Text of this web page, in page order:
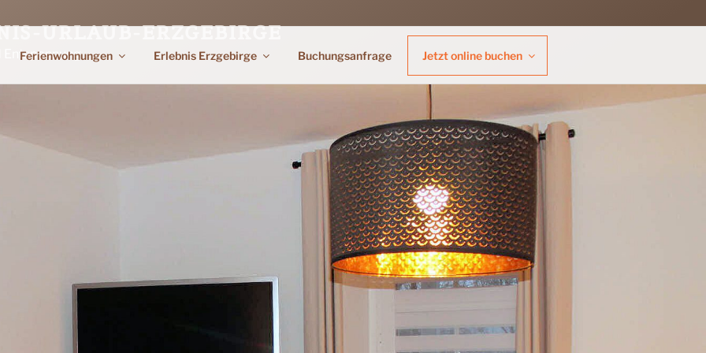
URLAUB-ERZGEBIRGE
Entspannung
Ferienwohnungen Erlebnis Erzgebirge Buchungsanfrage Jetzt online buchen